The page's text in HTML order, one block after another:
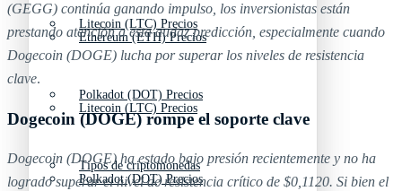
Litecoin (LTC) Precios
Polkadot (DOT) Precios
Tipos de criptomonedas
Ethereum (ETH) Precios
Litecoin (LTC) Precios
Polkadot (DOT) Precios
(GEGG) continúa ganando impulso, los inversionistas están
prestando atención a esta audaz predicción, especialmente cuando
Dogecoin (DOGE) lucha por superar los niveles de resistencia
clave.
Dogecoin (DOGE) rompe el soporte clave
Dogecoin (DOGE) ha estado bajo presión recientemente y no ha
logrado superar el nivel de resistencia crítico de $0,1120. Si bien el